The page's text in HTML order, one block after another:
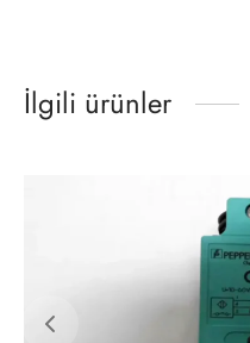
İlgili ürünler